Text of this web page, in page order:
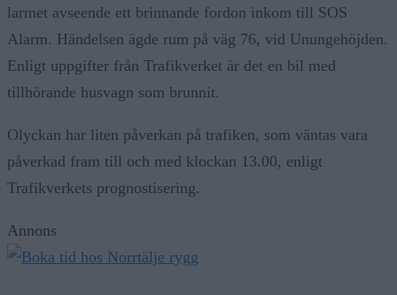
larmet avseende ett brinnande fordon inkom till SOS
Alarm. Händelsen ägde rum på väg 76, vid Unungehöjden.
Enligt uppgifter från Trafikverket är det en bil med
tillhörande husvagn som brunnit.
Olyckan har liten påverkan på trafiken, som väntas vara
påverkad fram till och med klockan 13.00, enligt
Trafikverkets prognostisering.
Annons